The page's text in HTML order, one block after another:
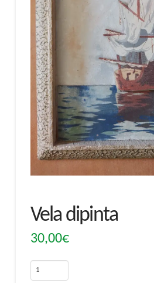
Vela dipinta
30,00€
Vela